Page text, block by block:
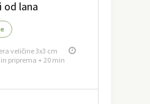
od lana
veličine 3x3 cm
priprema + 20 min